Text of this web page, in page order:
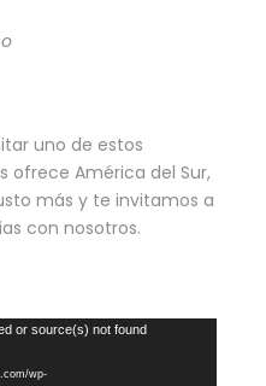
uno de estos
ofrece América del Sur,
más y te invitamos a
con nosotros.
or source(s) not found
wp-